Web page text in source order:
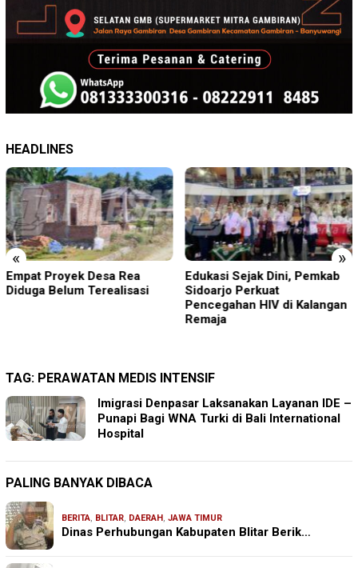
HEADLINES
« »
Edukasi Sejak Dini, Pemkab
Sidoarjo Perkuat
Pencegahan HIV di Kalangan
Pimrus
Supono, S.H.
Suci, Manajemen
TAG: PERAWATAN MEDIS INTENSIF
Imigrasi Denpasar Laksanakan Layanan IDE –
Punapi Bagi WNA Turki di Bali International
Hospital
PALING BANYAK DIBACA
BERITA, BLITAR, DAERAH , JAWA TIMUR
Dinas Perhubungan Kabupaten Blitar Berik…